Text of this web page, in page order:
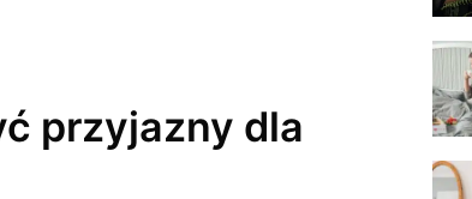
przyjazny dla